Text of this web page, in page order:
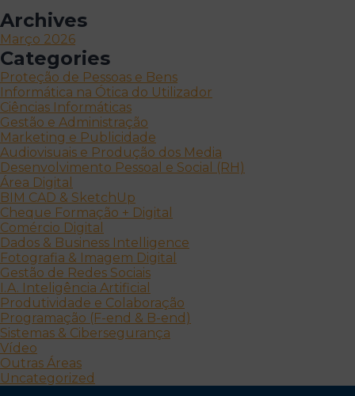
Archives
Março 2026
Categories
Proteção de Pessoas e Bens
Informática na Ótica do Utilizador
Ciências Informáticas
Gestão e Administração
Marketing e Publicidade
Audiovisuais e Produção dos Media
Desenvolvimento Pessoal e Social (RH)
Área Digital
BIM CAD & SketchUp
Cheque Formação + Digital
Comércio Digital
Dados & Business Intelligence
Fotografia & Imagem Digital
Gestão de Redes Sociais
I.A. Inteligência Artificial
Produtividade e Colaboração
Programação (F-end & B-end)
Sistemas & Cibersegurança
Vídeo
Outras Áreas
Uncategorized